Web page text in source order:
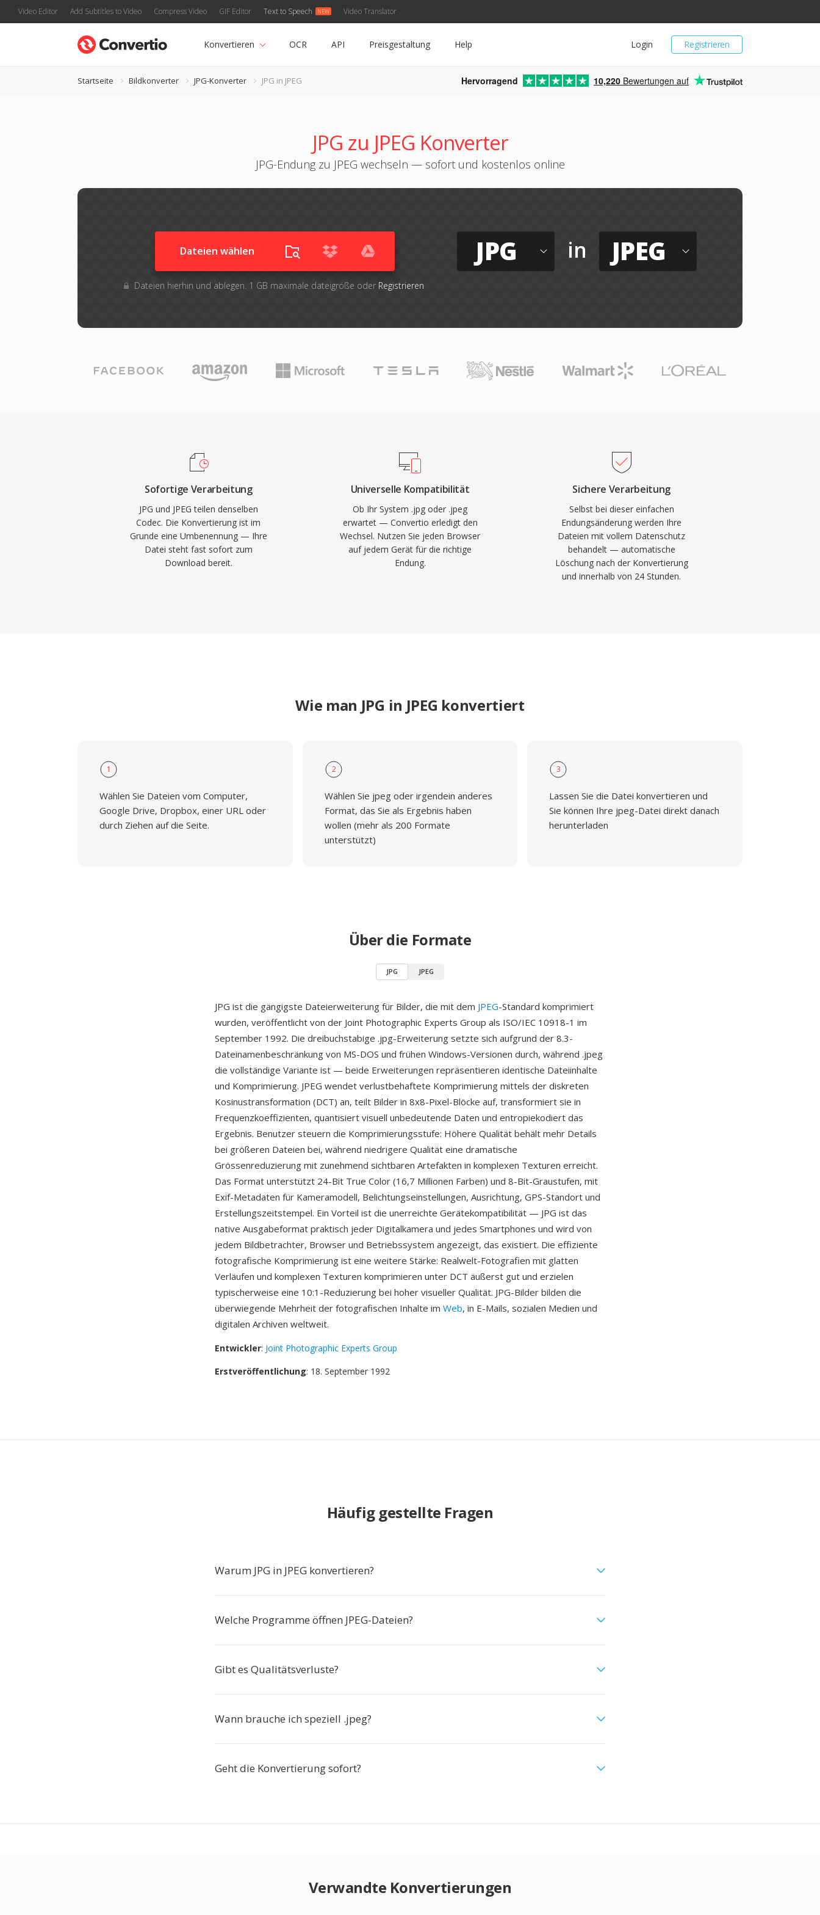
Video Editor Add Subtitles to Video Compress Video GIF Editor Text to Speech Video Translator
Registrieren
Login
Konvertieren OCR API Preisgestaltung Help
Startseite Bildkonverter JPG-Konverter JPG in JPEG Hervorragend 10,220 Bewertungen auf
JPG zu JPEG Konverter
JPG-Endung zu JPEG wechseln — sofort und kostenlos online
Dateien wählen
Dateien hierhin und ablegen. 1 GB maximale dateigröße oder Registrieren
JPG in JPEG
Sofortige Verarbeitung
JPG und JPEG teilen denselben
Codec. Die Konvertierung ist im
Grunde eine Umbenennung — Ihre
Datei steht fast sofort zum
Download bereit.
Universelle Kompatibilität
Ob Ihr System .jpg oder .jpeg
erwartet — Convertio erledigt den
Wechsel. Nutzen Sie jeden Browser
auf jedem Gerät für die richtige
Endung.
Sichere Verarbeitung
Selbst bei dieser einfachen
Endungsänderung werden Ihre
Dateien mit vollem Datenschutz
behandelt — automatische
Löschung nach der Konvertierung
und innerhalb von 24 Stunden.
Wie man JPG in JPEG konvertiert
1
Wählen Sie Dateien vom Computer,
Google Drive, Dropbox, einer URL oder
durch Ziehen auf die Seite.
2
Wählen Sie jpeg oder irgendein anderes
Format, das Sie als Ergebnis haben
wollen (mehr als 200 Formate
unterstützt)
3
Lassen Sie die Datei konvertieren und
Sie können Ihre jpeg-Datei direkt danach
herunterladen
Über die Formate
JPG JPEG
JPG ist die gängigste Dateierweiterung für Bilder, die mit dem JPEG-Standard komprimiert
wurden, veröffentlicht von der Joint Photographic Experts Group als ISO/IEC 10918-1 im
September 1992. Die dreibuchstabige .jpg-Erweiterung setzte sich aufgrund der 8.3-
Dateinamenbeschränkung von MS-DOS und frühen Windows-Versionen durch, während .jpeg
die vollständige Variante ist — beide Erweiterungen repräsentieren identische Dateiinhalte
und Komprimierung. JPEG wendet verlustbehaftete Komprimierung mittels der diskreten
Kosinustransformation (DCT) an, teilt Bilder in 8x8-Pixel-Blöcke auf, transformiert sie in
Frequenzkoeffizienten, quantisiert visuell unbedeutende Daten und entropiekodiert das
Ergebnis. Benutzer steuern die Komprimierungsstufe: Höhere Qualität behält mehr Details
bei größeren Dateien bei, während niedrigere Qualität eine dramatische
Grössenreduzierung mit zunehmend sichtbaren Artefakten in komplexen Texturen erreicht.
Das Format unterstützt 24-Bit True Color (16,7 Millionen Farben) und 8-Bit-Graustufen, mit
Exif-Metadaten für Kameramodell, Belichtungseinstellungen, Ausrichtung, GPS-Standort und
Erstellungszeitstempel. Ein Vorteil ist die unerreichte Gerätekompatibilität — JPG ist das
native Ausgabeformat praktisch jeder Digitalkamera und jedes Smartphones und wird von
jedem Bildbetrachter, Browser und Betriebssystem angezeigt, das existiert. Die effiziente
fotografische Komprimierung ist eine weitere Stärke: Realwelt-Fotografien mit glatten
Verläufen und komplexen Texturen komprimieren unter DCT äußerst gut und erzielen
typischerweise eine 10:1-Reduzierung bei hoher visueller Qualität. JPG-Bilder bilden die
überwiegende Mehrheit der fotografischen Inhalte im Web, in E-Mails, sozialen Medien und
digitalen Archiven weltweit.
Entwickler: Joint Photographic Experts Group
Erstveröffentlichung: 18. September 1992
Häufig gestellte Fragen
Warum JPG in JPEG konvertieren?
Welche Programme öffnen JPEG-Dateien?
Gibt es Qualitätsverluste?
Wann brauche ich speziell .jpeg?
Geht die Konvertierung sofort?
Verwandte Konvertierungen